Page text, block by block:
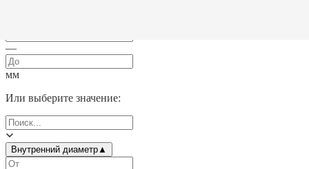
—
мм
Или выберите значение:
Внутренний диаметр▲